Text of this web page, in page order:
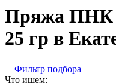
Пряжа ПНК
25 гр в
Фильтр подбора
Что ищем: